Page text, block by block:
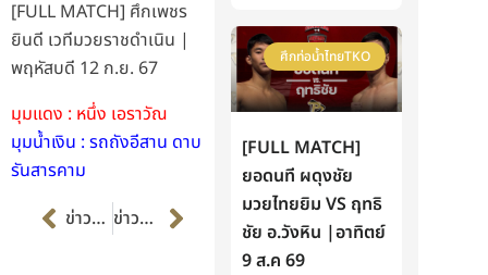
[FULL MATCH] ศึกเพชร
ยินดี เวทีมวยราชดำเนิน |
พฤหัสบดี 12 ก.ย. 67
มุมแดง : หนึ่ง เอราวัณ
มุมน้ำเงิน : รถถังอีสาน ดาบ
รันสารคาม
Prevข่าวก่อนหน้า ข่าวต่อไป Next
ศึกท่อน้ำไทยTKO
[FULL MATCH]
ยอดนที ผดุงชัย
มวยไทยยิม VS ฤทธิ
ชัย อ.วังหิน |อาทิตย์
9 ส.ค 69